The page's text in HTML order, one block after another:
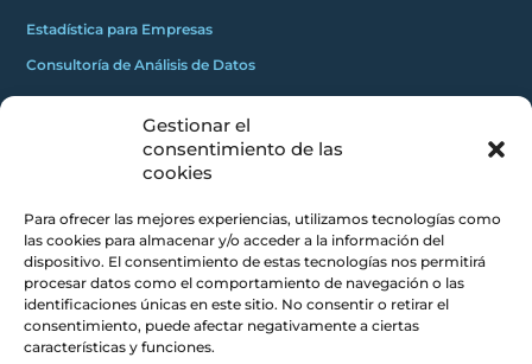
Gestionar el
consentimiento de las
cookies
Para ofrecer las mejores experiencias, utilizamos tecnologías como
las cookies para almacenar y/o acceder a la información del
dispositivo. El consentimiento de estas tecnologías nos permitirá
procesar datos como el comportamiento de navegación o las
identificaciones únicas en este sitio. No consentir o retirar el
consentimiento, puede afectar negativamente a ciertas
características y funciones.
Estadística para Empresas
Consultoría de Análisis de Datos
GRATUITOS
Mini curso gratuito
CONCEPTOS CLAROS
Blog